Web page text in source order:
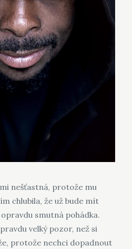
nešťastná, protože mu
chlubila, že už bude mít
smutná pohádka.
velký pozor, než si
protože nechci dopadnout